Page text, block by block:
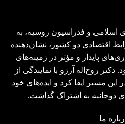
و فدراسیون روسیه، به
اقتصادی دو کشور، نشان‌دهنده
پایدار و مؤثر در زمینه‌های
روح‌اله آرزو با نمایندگی از
مسیر ایفا کرد و ایده‌های خود
دوجانبه به اشتراک گذاشت.
ما